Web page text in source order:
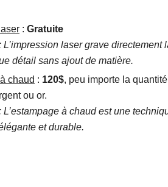
: Gratuite
laser grave
détail sans ajout de matière.
chaud : 120$, peu importe la
ou or.
à chaud est une
et durable.